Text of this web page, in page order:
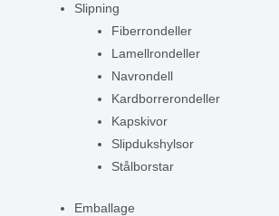
Slipning
Fiberrondeller
Lamellrondeller
Navrondell
Kardborrerondeller
Kapskivor
Slipdukshylsor
Stålborstar
Emballage